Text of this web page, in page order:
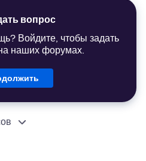
вопрос
Войдите, чтобы задать
наших форумах.